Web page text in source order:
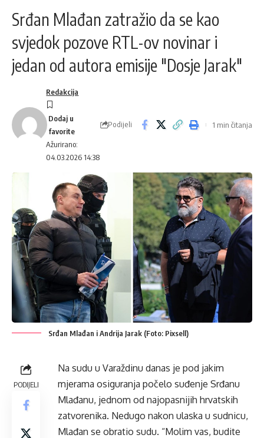
Srđan Mlađan zatražio da se kao
svjedok pozove RTL-ov novinar i
jedan od autora emisije "Dosje Jarak"
Ažurirano:
04.03.2026 14:38
Redakcija
Podijeli 1 min čitanja
Srđan Mlađan i Andrija Jarak (Foto: Pixsell)
PODIJELI
Na sudu u Varaždinu danas je pod jakim
mjerama osiguranja počelo suđenje Srđanu
Mlađanu, jednom od najopasnijih hrvatskih
zatvorenika. Nedugo nakon ulaska u sudnicu,
Mlađan se obratio sudu. “Molim vas, budite